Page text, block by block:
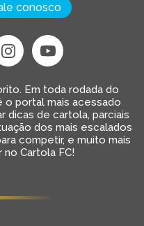
conosco
Em toda rodada do
o portal mais acessado
dicas de cartola, parciais
dos mais escalados
competir, e muito mais
Cartola FC!